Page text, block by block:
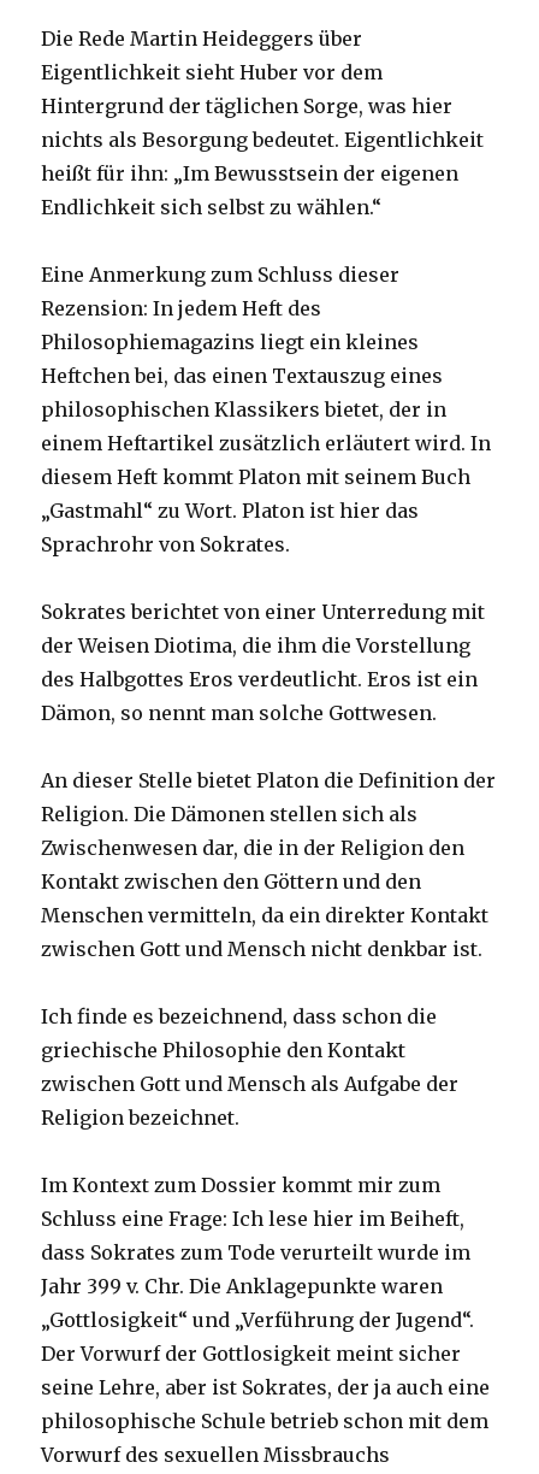
Die Rede Martin Heideggers über
Eigentlichkeit sieht Huber vor dem
Hintergrund der täglichen Sorge, was hier
nichts als Besorgung bedeutet. Eigentlichkeit
heißt für ihn: „Im Bewusstsein der eigenen
Endlichkeit sich selbst zu wählen.“
Eine Anmerkung zum Schluss dieser
Rezension: In jedem Heft des
Philosophiemagazins liegt ein kleines
Heftchen bei, das einen Textauszug eines
philosophischen Klassikers bietet, der in
einem Heftartikel zusätzlich erläutert wird. In
diesem Heft kommt Platon mit seinem Buch
„Gastmahl“ zu Wort. Platon ist hier das
Sprachrohr von Sokrates.
Sokrates berichtet von einer Unterredung mit
der Weisen Diotima, die ihm die Vorstellung
des Halbgottes Eros verdeutlicht. Eros ist ein
Dämon, so nennt man solche Gottwesen.
An dieser Stelle bietet Platon die Definition der
Religion. Die Dämonen stellen sich als
Zwischenwesen dar, die in der Religion den
Kontakt zwischen den Göttern und den
Menschen vermitteln, da ein direkter Kontakt
zwischen Gott und Mensch nicht denkbar ist.
Ich finde es bezeichnend, dass schon die
griechische Philosophie den Kontakt
zwischen Gott und Mensch als Aufgabe der
Religion bezeichnet.
Im Kontext zum Dossier kommt mir zum
Schluss eine Frage: Ich lese hier im Beiheft,
dass Sokrates zum Tode verurteilt wurde im
Jahr 399 v. Chr. Die Anklagepunkte waren
„Gottlosigkeit“ und „Verführung der Jugend“.
Der Vorwurf der Gottlosigkeit meint sicher
seine Lehre, aber ist Sokrates, der ja auch eine
philosophische Schule betrieb schon mit dem
Vorwurf des sexuellen Missbrauchs